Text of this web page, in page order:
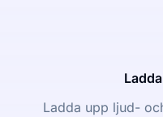
Ladda upp ljud-